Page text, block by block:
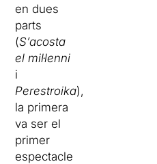
en dues
parts
(S’acosta
el mil·lenni
i
Perestroika),
la primera
va ser el
primer
espectacle